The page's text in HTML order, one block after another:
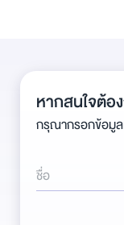
หากสนใจต้อ
กรุณากรอกข้อมูล
ชื่อ